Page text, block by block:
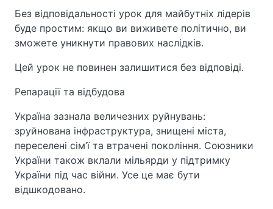
Без відповідальності урок для майбутніх лідерів
буде простим: якщо ви виживете політично, ви
зможете уникнути правових наслідків.
Цей урок не повинен залишитися без відповіді.
Репарації та відбудова
Україна зазнала величезних руйнувань:
зруйнована інфраструктура, знищені міста,
переселені сім’ї та втрачені покоління. Союзники
України також вклали мільярди у підтримку
України під час війни. Усе це має бути
відшкодовано.